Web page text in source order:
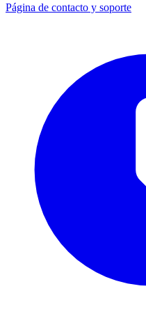
Página de contacto y soporte